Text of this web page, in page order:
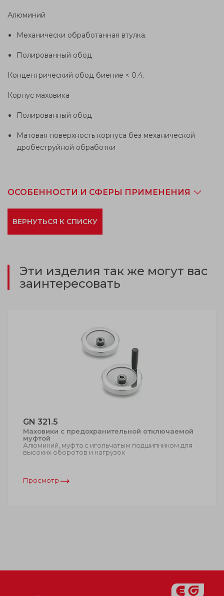
Алюминий
Механически обработанная втулка.
Полированный обод
Концентрический обод биение < 0.4.
Корпус маховика
Полированный обод
Матовая поверхность корпуса без механической
дробеструйной обработки
ОСОБЕННОСТИ И СФЕРЫ ПРИМЕНЕНИЯ
ВЕРНУТЬСЯ К СПИСКУ
Эти изделия так же могут вас
заинтересовать
GN 321.5
Маховики с предохранительной отключаемой
муфтой
Алюминий, муфта с игольчатым подшипником для
высоких оборотов и нагрузок
Просмотр